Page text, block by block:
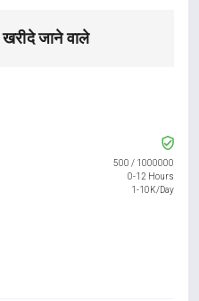
जाने वाले
500 / 1000000
0-12 Hours
1-10K/Day